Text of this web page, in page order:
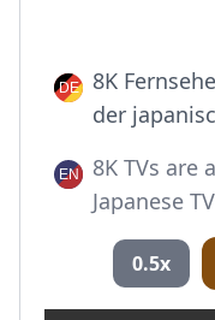
8K
der
8K TVs are
Japanese
0.5x